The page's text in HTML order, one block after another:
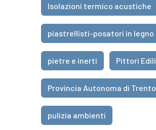
Isolazioni termico acustiche
piastrellisti-posatori in legno
pietre e inerti Pittori Edili
Provincia Autonoma di Trento
pulizia ambienti